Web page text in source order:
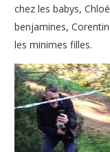
chez les babys,
benjamines,
les minimes filles.